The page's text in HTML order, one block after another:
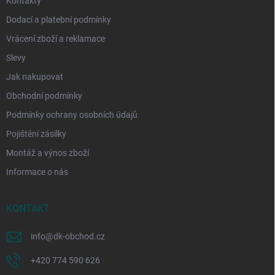
Dodací a platební podmínky
Vrácení zboží a reklamace
Slevy
Jak nakupovat
Obchodní podmínky
Podmínky ochrany osobních údajů
Pojištění zásilky
Montáž a výnos zboží
Informace o nás
KONTAKT
info@dk-obchod.cz
+420 774 590 626